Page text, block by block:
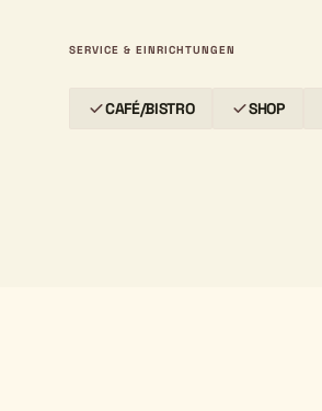
SERVICE & EINRICHTUNGEN
CAFÉ/BISTRO SHOP